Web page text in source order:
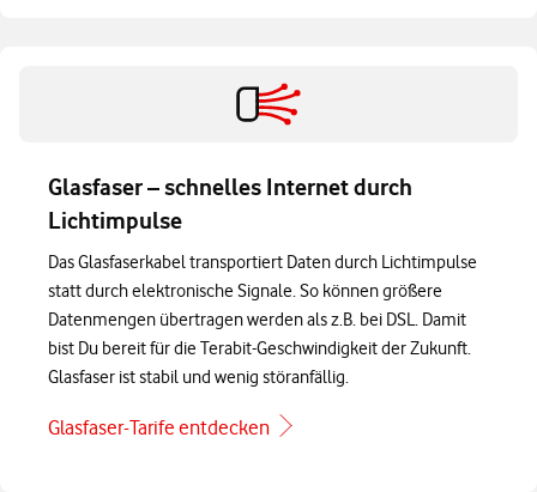
Glasfaser – schnelles Internet durch
Lichtimpulse
Das Glasfaserkabel transportiert Daten durch Lichtimpulse
statt durch elektronische Signale. So können größere
Datenmengen übertragen werden als z.B. bei DSL. Damit
bist Du bereit für die Terabit-Geschwindigkeit der Zukunft.
Glasfaser ist stabil und wenig störanfällig.
Glasfaser-Tarife entdecken